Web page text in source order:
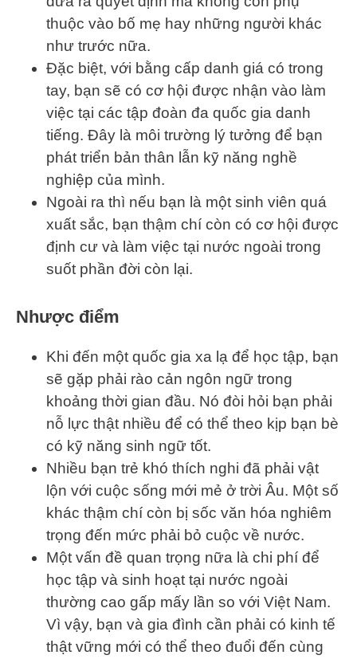
thuộc vào bố mẹ hay những người khác
như trước nữa.
Đặc biệt, với bằng cấp danh giá có trong
tay, bạn sẽ có cơ hội được nhận vào làm
việc tại các tập đoàn đa quốc gia danh
tiếng. Đây là môi trường lý tưởng để bạn
phát triển bản thân lẫn kỹ năng nghề
nghiệp của mình.
Ngoài ra thì nếu bạn là một sinh viên quá
xuất sắc, bạn thậm chí còn có cơ hội được
định cư và làm việc tại nước ngoài trong
suốt phần đời còn lại.
Nhược điểm
Khi đến một quốc gia xa lạ để học tập, bạn
sẽ gặp phải rào cản ngôn ngữ trong
khoảng thời gian đầu. Nó đòi hỏi bạn phải
nỗ lực thật nhiều để có thể theo kịp bạn bè
có kỹ năng sinh ngữ tốt.
Nhiều bạn trẻ khó thích nghi đã phải vật
lộn với cuộc sống mới mẻ ở trời Âu. Một số
khác thậm chí còn bị sốc văn hóa nghiêm
trọng đến mức phải bỏ cuộc về nước.
Một vấn đề quan trọng nữa là chi phí để
học tập và sinh hoạt tại nước ngoài
thường cao gấp mấy lần so với Việt Nam.
Vì vậy, bạn và gia đình cần phải có kinh tế
thật vững mới có thể theo đuổi đến cùng